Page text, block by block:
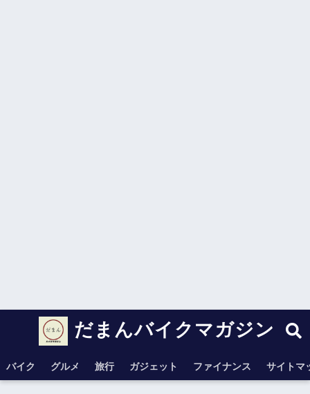
だまんバイクマガジン
バイク グルメ 旅行 ガジェット ファイナンス サイトマ